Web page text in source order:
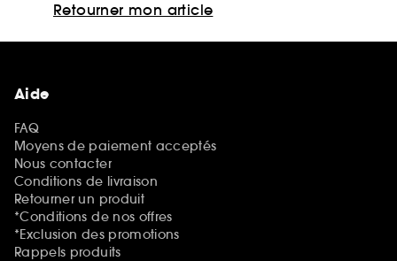
Retourner mon article
Aide
FAQ
Moyens de paiement acceptés
Nous contacter
Conditions de livraison
Retourner un produit
*Conditions de nos offres
*Exclusion des promotions
Rappels produits